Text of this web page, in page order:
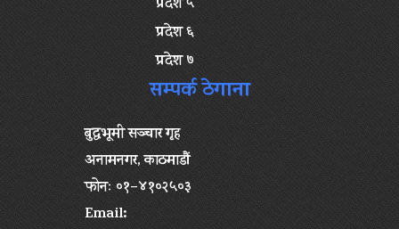
प्रदेश ५
प्रदेश ६
प्रदेश ७
सम्पर्क ठेगाना
बुद्धभूमी सञ्चार गृह
अनामनगर, काठमाडौं
फोनः ०१–४१०२५०३
Email: